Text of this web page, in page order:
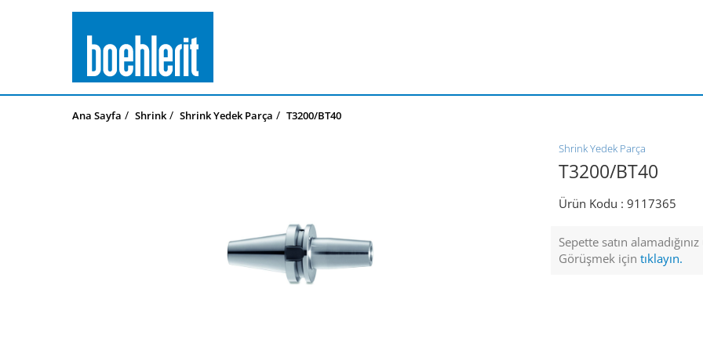
Ana Sayfa Shrink Shrink Yedek Parça T3200/BT40
Shrink Yedek Parça
T3200/BT40
Ürün Kodu : 9117365
Sepette satın
Görüşmek için tıklayın.